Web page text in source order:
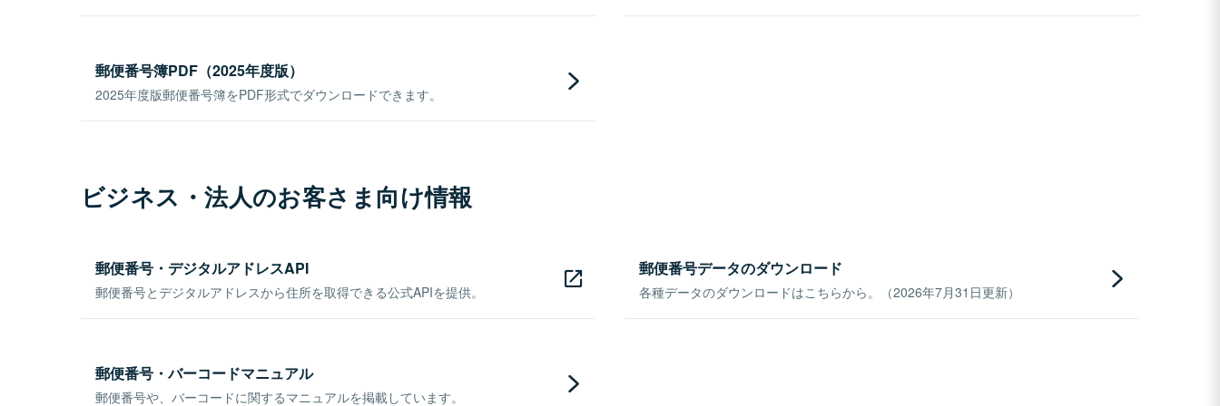
郵便番号簿PDF（2025年度版）
2025年度版郵便番号簿をPDF形式でダウンロードできます。
ビジネス・法人のお客さま向け情報
郵便番号・デジタルアドレスAPI
郵便番号とデジタルアドレスから住所を取得できる公式APIを提供。
郵便番号データのダウンロード
各種データのダウンロードはこちらから。（2026年7月31日更新）
郵便番号・バーコードマニュアル
郵便番号や、バーコードに関するマニュアルを掲載しています。